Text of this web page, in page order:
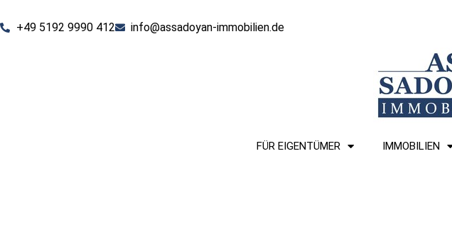
+49 5192 9990 412 info@assadoyan-immobilien.de
FÜR EIGENTÜMER IMMOBILIEN